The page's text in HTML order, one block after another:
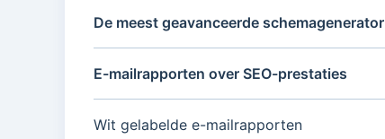
De meest geavanceerde schemagenerator
E-mailrapporten over SEO-prestaties
Wit gelabelde e-mailrapporten